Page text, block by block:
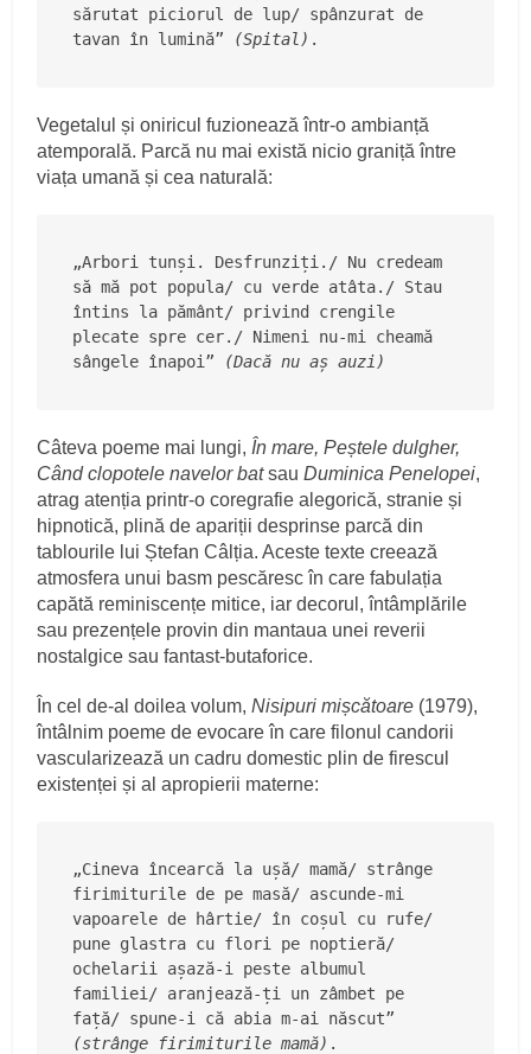
sărutat piciorul de lup/ spânzurat de
tavan în lumină”
(Spital) .
Vegetalul și oniricul fuzionează într-o ambianță
atemporală. Parcă nu mai există nicio graniță între
viața umană și cea naturală:
„Arbori tunși. Desfrunziți./ Nu credeam
să mă pot popula/ cu verde atâta./ Stau
întins la pământ/ privind crengile
plecate spre cer./ Nimeni nu-mi cheamă
sângele înapoi”
(Dacă nu aș auzi)
Câteva poeme mai lungi, În mare, Peștele dulgher,
Când clopotele navelor batsauDuminica Penelopei,
atrag atenția printr-o coregrafie alegorică, stranie și
hipnotică, plină de apariții desprinse parcă din
tablourile lui Ștefan Câlția. Aceste texte creează
atmosfera unui basm pescăresc în care fabulația
capătă reminiscențe mitice, iar decorul, întâmplările
sau prezențele provin din mantaua unei reverii
nostalgice sau fantast-butaforice.
În cel de-al doilea volum,Nisipuri mișcătoare (1979),
întâlnim poeme de evocare în care filonul candorii
vascularizează un cadru domestic plin de firescul
existenței și al apropierii materne:
„Cineva încearcă la ușă/ mamă/ strânge
firimiturile de pe masă/ ascunde-mi
vapoarele de hârtie/ în coșul cu rufe/
pune glastra cu flori pe noptieră/
ochelarii așază-i peste albumul
familiei/ aranjează-ți un zâmbet pe
(strânge firimiturile mamă) .